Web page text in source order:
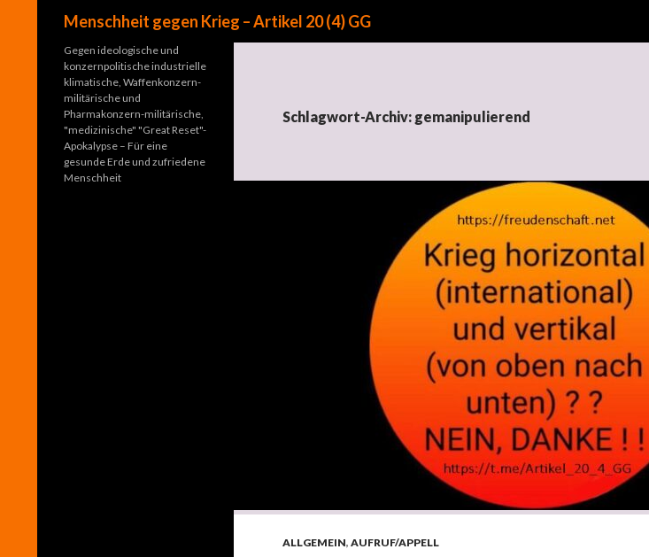
Menschheit gegen Krieg – Artikel 20 (4) GG
Schlagwort-Archiv: gemanipulierend
ALLGEMEIN, AUFRUF/APPELL
Gegen ideologische und
konzernpolitische industrielle
klimatische, Waffenkonzern-
militärische und
Pharmakonzern-militärische,
"medizinische" "Great Reset"-
Apokalypse – Für eine
gesunde Erde und zufriedene
Menschheit